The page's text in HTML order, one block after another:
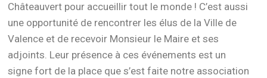
Châteauvert pour accueillir tout le monde ! C’est aussi
une opportunité de rencontrer les élus de la Ville de
Valence et de recevoir Monsieur le Maire et ses
adjoints. Leur présence à ces événements est un
signe fort de la place que s’est faite notre association